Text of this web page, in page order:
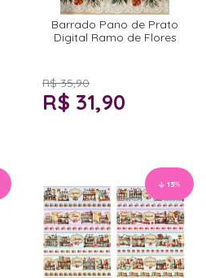
Barrado Pano de Prato
Digital Ramo de Flores
R$ 35,90
R$ 31,90
13%